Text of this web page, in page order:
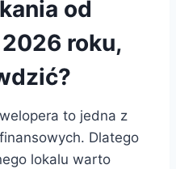
od
roku,
to jedna z
Dlatego
lokalu warto